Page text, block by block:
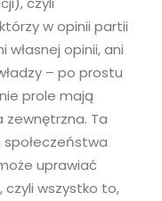
w opinii partii
własnej opinii, ani
– po prostu
prole mają
Ta
uprawiać
czyli wszystko to,